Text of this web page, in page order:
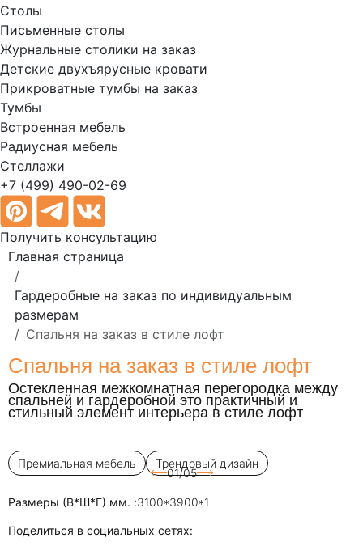
Столы
Письменные столы
Журнальные столики на заказ
Детские двухъярусные кровати
Прикроватные тумбы на заказ
Тумбы
Встроенная мебель
Радиусная мебель
Стеллажи
+7 (499) 490-02-69
Получить консультацию
Главная страница
Гардеробные на заказ по индивидуальным
размерам
Спальня на заказ в стиле лофт
Спальня на заказ в стиле лофт
Остекленная межкомнатная перегородка между
спальней и гардеробной это практичный и
стильный элемент интерьера в стиле лофт
01/05
Премиальная мебель Трендовый дизайн
Размеры (В*Ш*Г) мм. :3100*3900*1
Поделиться в социальных сетях: